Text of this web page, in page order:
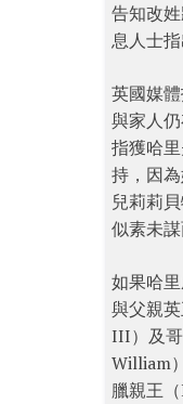
告知改
息人士
英國媒
與家人
指獲哈
持，因
兒莉莉
似素未謀
如果哈
與父親
III）及
William
臘親王